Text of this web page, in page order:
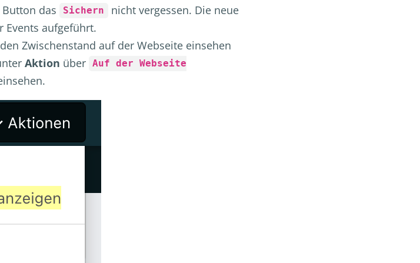
das Sichern
nicht vergessen. Die neue
Events aufgeführt.
Zwischenstand auf der Webseite einsehen
Aktion über Auf der Webseite